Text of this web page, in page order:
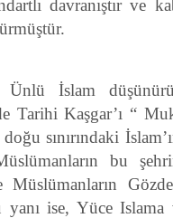
davranıştır ve
Ünlü İslam
Kaşgar’ı “
sınırındaki
bu
yanı ise, Yüce